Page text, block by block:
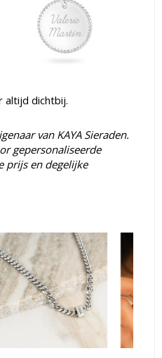
altijd dichtbij.
van KAYA Sieraden.
gepersonaliseerde
prijs en degelijke